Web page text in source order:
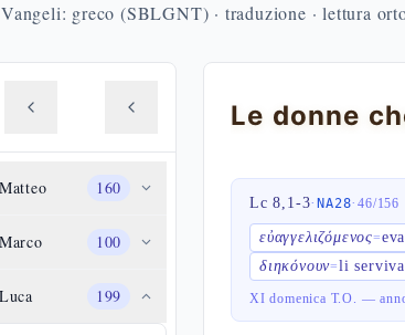
greco (SBLGNT) · traduzione · lettura
160
100
199
Le donne
Lc 8,1-3·NA28·46/156
εὐαγγελιζόμενος=
διηκόνουν=li
XI domenica T.O. —